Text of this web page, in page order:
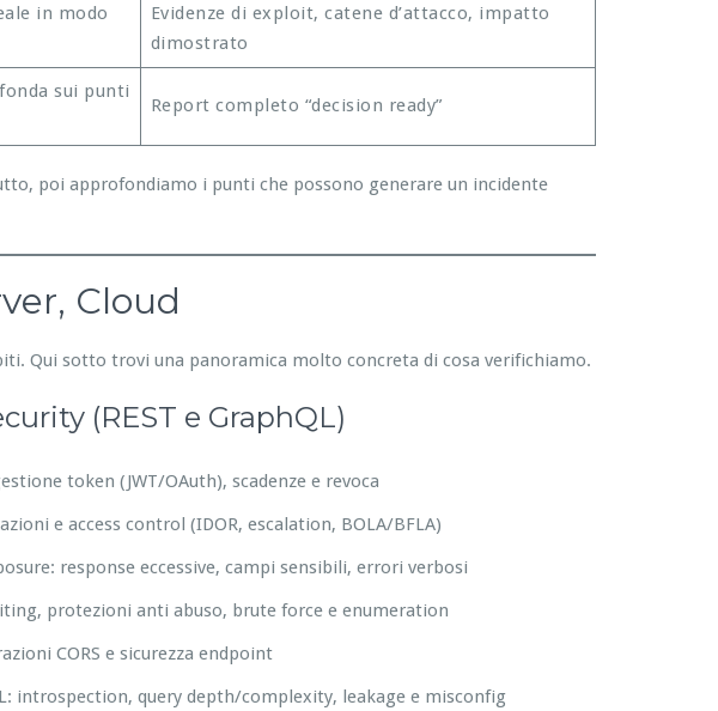
in modo
Evidenze di exploit, catene d’attacco, impatto
dimostrato
sui punti
Report completo “decision ready”
poi approfondiamo i punti che possono generare un incidente
Cloud
Qui sotto trovi una panoramica molto concreta di cosa verifichiamo.
(REST e GraphQL)
token (JWT/OAuth), scadenze e revoca
e access control (IDOR, escalation, BOLA/BFLA)
response eccessive, campi sensibili, errori verbosi
protezioni anti abuso, brute force e enumeration
CORS e sicurezza endpoint
introspection, query depth/complexity, leakage e misconfig